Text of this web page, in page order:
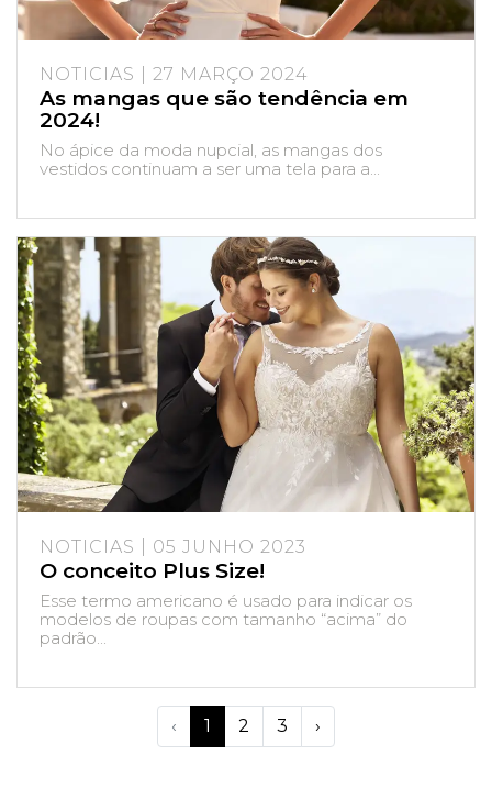
NOTICIAS | 27 MARÇO 2024
As mangas que são tendência em
2024!
No ápice da moda nupcial, as mangas dos
vestidos continuam a ser uma tela para a...
NOTICIAS | 05 JUNHO 2023
O conceito Plus Size!
Esse termo americano é usado para indicar os
modelos de roupas com tamanho “acima” do
padrão...
‹ 1 2 3 ›